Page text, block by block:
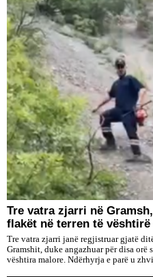
Tre vatra zjarri në
flakët në terren të vështirë
Tre vatra zjarri janë regjistruar gjatë
Gramshit, duke angazhuar për disa orë
vështira malore. Ndërhyrja e parë u